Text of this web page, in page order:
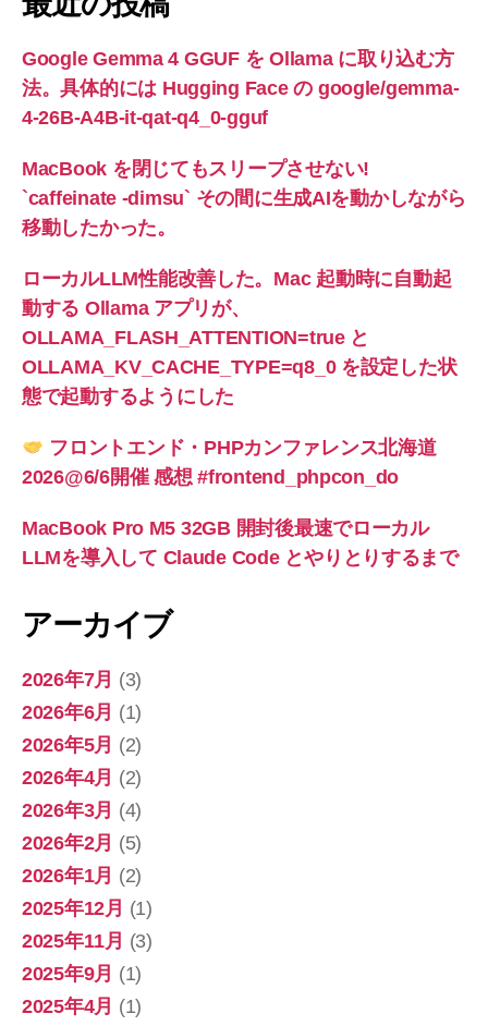
Google Gemma 4 GGUF を Ollama に取り込む方
法。具体的には Hugging Face の google/gemma-
4-26B-A4B-it-qat-q4_0-gguf
MacBook を閉じてもスリープさせない!
`caffeinate -dimsu` その間に生成AIを動かしながら
移動したかった。
ローカルLLM性能改善した。Mac 起動時に自動起
動する Ollama アプリが、
OLLAMA_FLASH_ATTENTION=true と
OLLAMA_KV_CACHE_TYPE=q8_0 を設定した状
態で起動するようにした
フロントエンド・PHPカンファレンス北海道
2026@6/6開催 感想 #frontend_phpcon_do
MacBook Pro M5 32GB 開封後最速でローカル
LLMを導入して Claude Code とやりとりするまで
アーカイブ
2026年7月 (3)
2026年6月 (1)
2026年5月 (2)
2026年4月 (2)
2026年3月 (4)
2026年2月 (5)
2026年1月 (2)
2025年12月 (1)
2025年11月 (3)
2025年9月 (1)
2025年4月 (1)